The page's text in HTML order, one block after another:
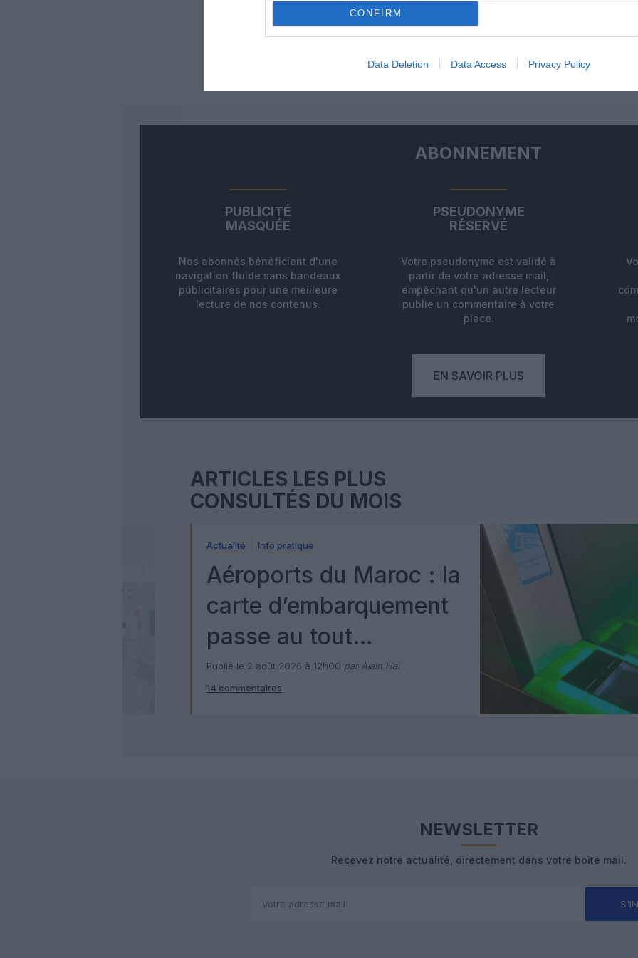
CONFIRM
Data Deletion Data Access Privacy Policy
Aucun commentaire !
LAISSER UN COMMENTAIRE
ABONNEMENT
PUBLICITÉ
MASQUÉE
Nos abonnés bénéficient d'une
navigation fluide sans bandeaux
publicitaires pour une meilleure
lecture de nos contenus.
PSEUDONYME
RÉSERVÉ
Votre pseudonyme est validé à
partir de votre adresse mail,
empêchant qu'un autre lecteur
publie un commentaire à votre
place.
EN SAVOIR PLUS
ARTICLES LES PLUS
CONSULTÉS DU MOIS
Actualité Info pratique
Aéroports du Maroc : la
carte d’embarquement
passe au tout
numérique avec Pax
Check
Publié le 2 août 2026 à 12h00 par Alain Hai
14 commentaires
NEWSLETTER
Recevez notre actualité, directement dans votre boîte mail.